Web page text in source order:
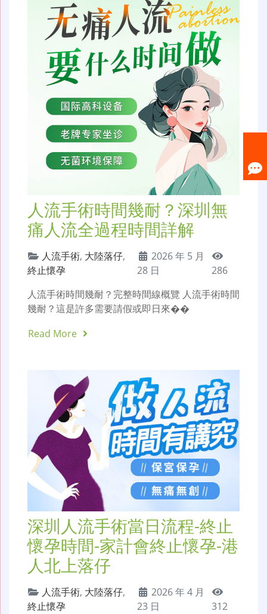
人流手術時間幾耐？深圳無
痛人流全過程時間詳解
人流手術, 大陸落仔,
終止懷孕
2026 年 5 月
28 日
286
人流手術時間幾耐？完整時間線概覽 人流手術時間
幾耐？這是許多需要請假或即日來��
Read More
深圳人流手術當日流程-終止
懷孕時間-家計會終止懷孕-港
人北上落仔
人流手術, 大陸落仔,
終止懷孕
2026 年 4 月
23 日
312